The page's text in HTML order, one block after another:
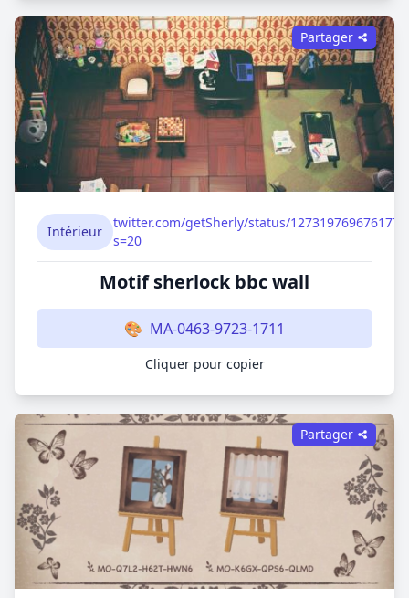
Intérieur
twitter.com/getSherly/status/
s=20
Motif sherlock bbc wall
🎨 MA-0463-9723-1711
Cliquer pour copier
Partager
Partager